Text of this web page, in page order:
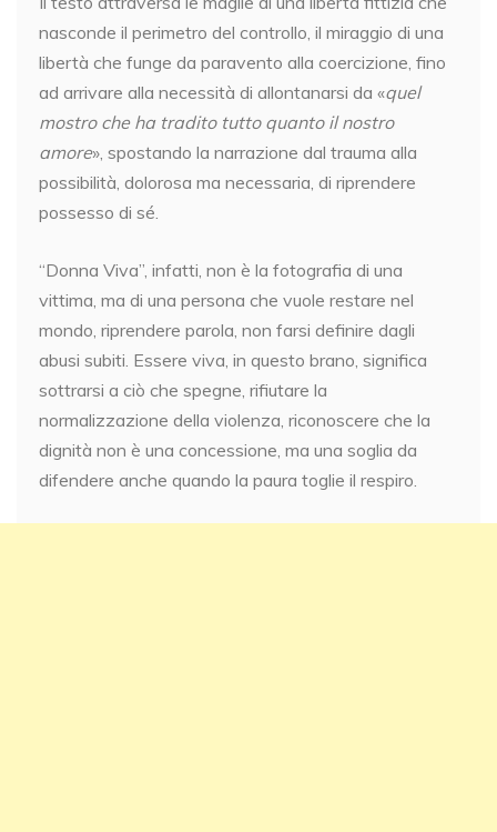
nasconde il perimetro del controllo, il miraggio di una
libertà che funge da paravento alla coercizione, fino
ad arrivare alla necessità di allontanarsi da «quel
mostro che ha tradito tutto quanto il nostro
amore», spostando la narrazione dal trauma alla
possibilità, dolorosa ma necessaria, di riprendere
possesso di sé.
“Donna Viva”, infatti, non è la fotografia di una
vittima, ma di una persona che vuole restare nel
mondo, riprendere parola, non farsi definire dagli
abusi subiti. Essere viva, in questo brano, significa
sottrarsi a ciò che spegne, rifiutare la
normalizzazione della violenza, riconoscere che la
dignità non è una concessione, ma una soglia da
difendere anche quando la paura toglie il respiro.